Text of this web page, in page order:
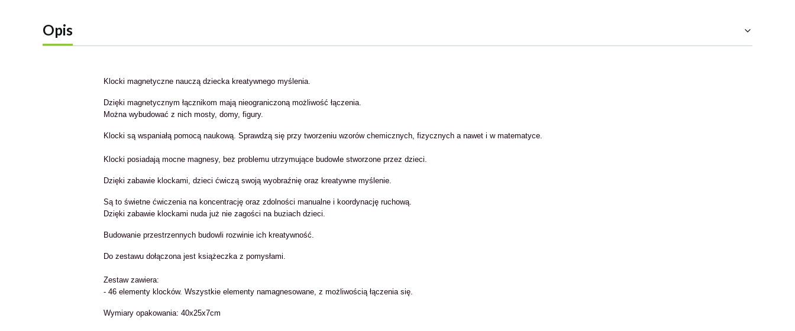
Opis
Klocki magnetyczne nauczą dziecka kreatywnego myślenia.
Dzięki magnetycznym łącznikom mają nieograniczoną możliwość łączenia.
Można wybudować z nich mosty, domy, figury.
Klocki są wspaniałą pomocą naukową. Sprawdzą się przy tworzeniu wzorów chemicznych, fizycznych a nawet i w matematyce.
Klocki posiadają mocne magnesy, bez problemu utrzymujące budowle stworzone przez dzieci.
Dzięki zabawie klockami, dzieci ćwiczą swoją wyobraźnię oraz kreatywne myślenie.
Są to świetne ćwiczenia na koncentrację oraz zdolności manualne i koordynację ruchową.
Dzięki zabawie klockami nuda już nie zagości na buziach dzieci.
Budowanie przestrzennych budowli rozwinie ich kreatywność.
Do zestawu dołączona jest książeczka z pomysłami.
Zestaw zawiera:
- 46 elementy klocków. Wszystkie elementy namagnesowane, z możliwością łączenia się.
Wymiary opakowania: 40x25x7cm